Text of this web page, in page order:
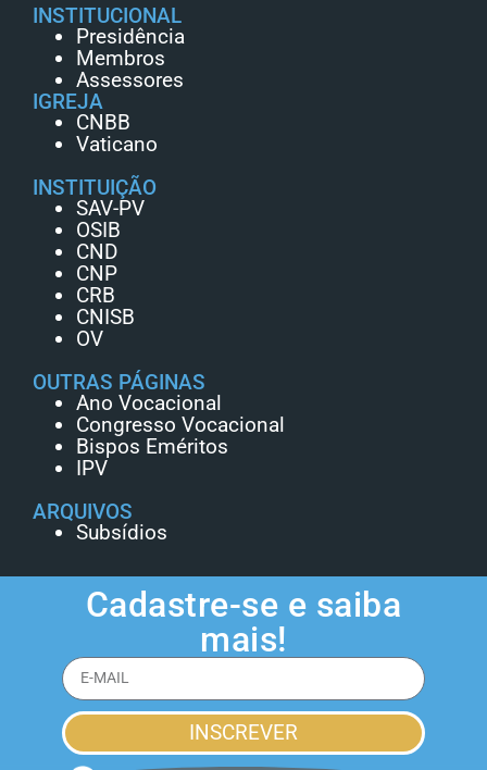
INSTITUCIONAL
Presidência
Membros
Assessores
IGREJA
CNBB
Vaticano
INSTITUIÇÃO
SAV-PV
OSIB
CND
CNP
CRB
CNISB
OV
OUTRAS PÁGINAS
Ano Vocacional
Congresso Vocacional
Bispos Eméritos
IPV
ARQUIVOS
Subsídios
Cadastre-se e saiba
mais!
INSCREVER